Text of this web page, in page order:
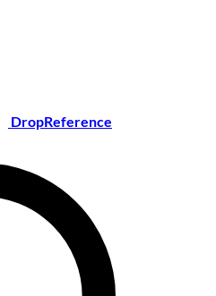
DropReference